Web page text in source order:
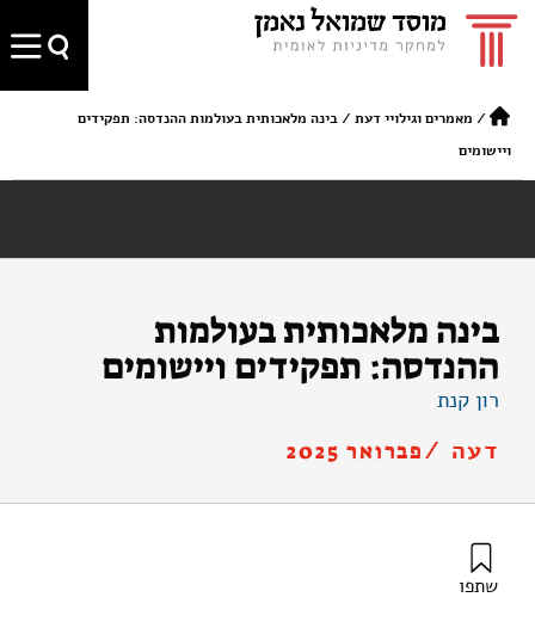
/ מאמרים וגילויי דעת /בינה מלאכותית בעולמות ההנדסה: תפקידים
ויישומים
בינה מלאכותית בעולמות
ההנדסה: תפקידים ויישומים
רון קנת
דעה /פברואר 2025
שתפו